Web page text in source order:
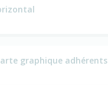
graphique adhérents